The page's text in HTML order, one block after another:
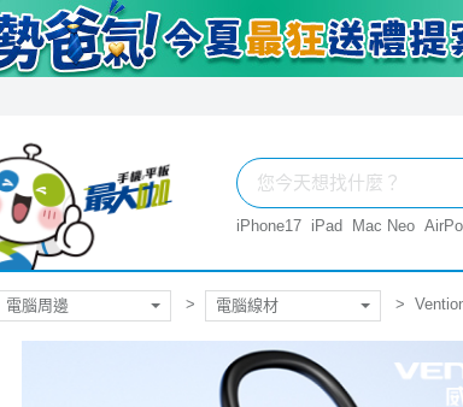
iPhone17 iPad Mac Neo
電腦周邊 電腦線材